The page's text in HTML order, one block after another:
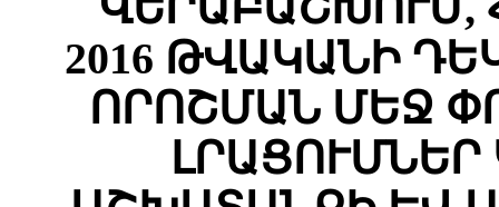
2016 ԹՎԱԿԱՆԻ
ՈՐՈՇՄԱՆ ՄԵՋ